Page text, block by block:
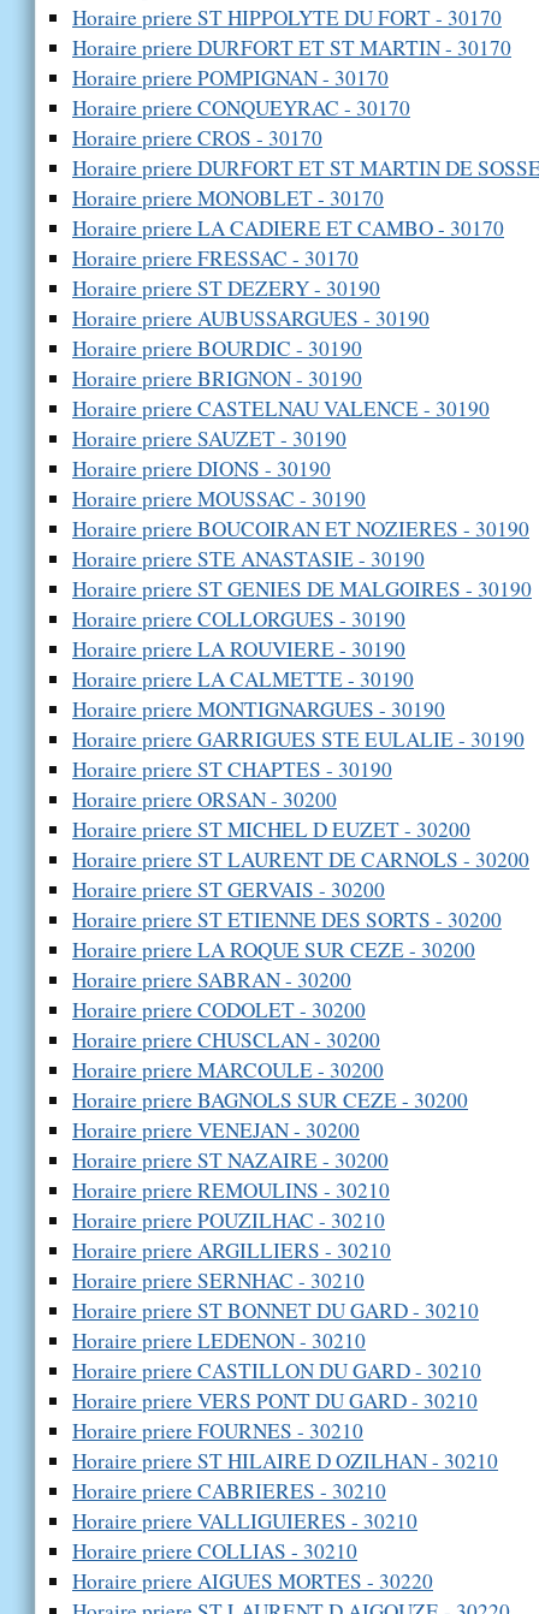
Horaire priere ST HIPPOLYTE DU FORT - 30170
Horaire priere DURFORT ET ST MARTIN - 30170
Horaire priere POMPIGNAN - 30170
Horaire priere CONQUEYRAC - 30170
Horaire priere CROS - 30170
Horaire priere DURFORT ET ST MARTIN DE
Horaire priere MONOBLET - 30170
Horaire priere LA CADIERE ET CAMBO - 30170
Horaire priere FRESSAC - 30170
Horaire priere ST DEZERY - 30190
Horaire priere AUBUSSARGUES - 30190
Horaire priere BOURDIC - 30190
Horaire priere BRIGNON - 30190
Horaire priere CASTELNAU VALENCE - 30190
Horaire priere SAUZET - 30190
Horaire priere DIONS - 30190
Horaire priere MOUSSAC - 30190
Horaire priere BOUCOIRAN ET NOZIERES - 30190
Horaire priere STE ANASTASIE - 30190
Horaire priere ST GENIES DE MALGOIRES - 30190
Horaire priere COLLORGUES - 30190
Horaire priere LA ROUVIERE - 30190
Horaire priere LA CALMETTE - 30190
Horaire priere MONTIGNARGUES - 30190
Horaire priere GARRIGUES STE EULALIE - 30190
Horaire priere ST CHAPTES - 30190
Horaire priere ORSAN - 30200
Horaire priere ST MICHEL D EUZET - 30200
Horaire priere ST LAURENT DE CARNOLS - 30200
Horaire priere ST GERVAIS - 30200
Horaire priere ST ETIENNE DES SORTS - 30200
Horaire priere LA ROQUE SUR CEZE - 30200
Horaire priere SABRAN - 30200
Horaire priere CODOLET - 30200
Horaire priere CHUSCLAN - 30200
Horaire priere MARCOULE - 30200
Horaire priere BAGNOLS SUR CEZE - 30200
Horaire priere VENEJAN - 30200
Horaire priere ST NAZAIRE - 30200
Horaire priere REMOULINS - 30210
Horaire priere POUZILHAC - 30210
Horaire priere ARGILLIERS - 30210
Horaire priere SERNHAC - 30210
Horaire priere ST BONNET DU GARD - 30210
Horaire priere LEDENON - 30210
Horaire priere CASTILLON DU GARD - 30210
Horaire priere VERS PONT DU GARD - 30210
Horaire priere FOURNES - 30210
Horaire priere ST HILAIRE D OZILHAN - 30210
Horaire priere CABRIERES - 30210
Horaire priere VALLIGUIERES - 30210
Horaire priere COLLIAS - 30210
Horaire priere AIGUES MORTES - 30220